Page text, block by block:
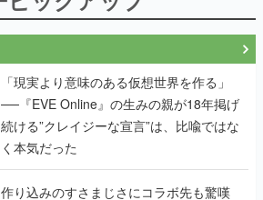
「現実より意味のある仮想世界を作る」
──『EVE Online』の生みの親が18年掲げ
く本気だった
作り込みのすさまじさにコラボ先も驚嘆
──『Wizardry Variants Daphne』
×『FFXI』コラボが期間限定なのにジョブ
もキャラも武器も戦闘システムもワンオフ